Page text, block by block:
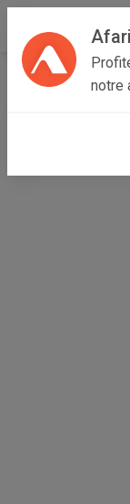
notre
Accueil